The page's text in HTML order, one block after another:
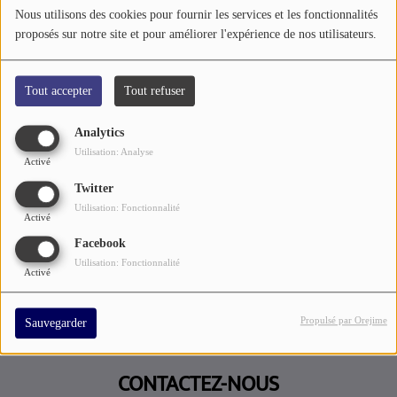
Nous utilisons des cookies pour fournir les services et les fonctionnalités
proposés sur notre site et pour améliorer l'expérience de nos utilisateurs.
Tout accepter Tout refuser
Analytics
Activé
Utilisation: Analyse
Twitter
Activé
Utilisation: Fonctionnalité
Facebook
Activé
Utilisation: Fonctionnalité
Sauvegarder Propulsé par Orejime
A PROPOS DE NOUS
CONTACTEZ-NOUS